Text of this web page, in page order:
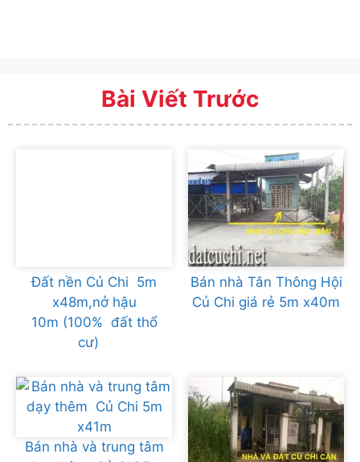
Bài Viết Trước
Đất nền Củ Chi 5m
x48m,nở hậu
10m (100% đất thổ
cư)
Bán nhà Tân Thông Hội
Củ Chi giá rẻ 5m x40m
Bán nhà và trung tâm